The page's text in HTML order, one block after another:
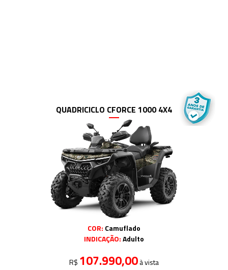
QUADRICICLO CFORCE 1000 4X4
COR: Camuflado
INDICAÇÃO:Adulto
R$ 107.990,00à vista